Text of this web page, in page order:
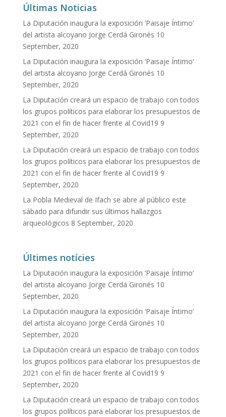
Últimas Noticias
La Diputación inaugura la exposición ‘Paisaje Íntimo’
del artista alcoyano Jorge Cerdá Gironés 10
September, 2020
La Diputación inaugura la exposición ‘Paisaje Íntimo’
del artista alcoyano Jorge Cerdá Gironés 10
September, 2020
La Diputación creará un espacio de trabajo con todos
los grupos políticos para elaborar los presupuestos de
2021 con el fin de hacer frente al Covid19 9
September, 2020
La Diputación creará un espacio de trabajo con todos
los grupos políticos para elaborar los presupuestos de
2021 con el fin de hacer frente al Covid19 9
September, 2020
La Pobla Medieval de Ifach se abre al público este
sábado para difundir sus últimos hallazgos
arqueológicos 8 September, 2020
Últimes notícies
La Diputación inaugura la exposición ‘Paisaje Íntimo’
del artista alcoyano Jorge Cerdá Gironés 10
September, 2020
La Diputación inaugura la exposición ‘Paisaje Íntimo’
del artista alcoyano Jorge Cerdá Gironés 10
September, 2020
La Diputación creará un espacio de trabajo con todos
los grupos políticos para elaborar los presupuestos de
2021 con el fin de hacer frente al Covid19 9
September, 2020
La Diputación creará un espacio de trabajo con todos
los grupos políticos para elaborar los presupuestos de